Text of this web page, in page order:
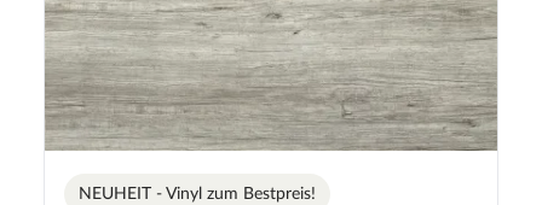
NEUHEIT - Vinyl zum Bestpreis!